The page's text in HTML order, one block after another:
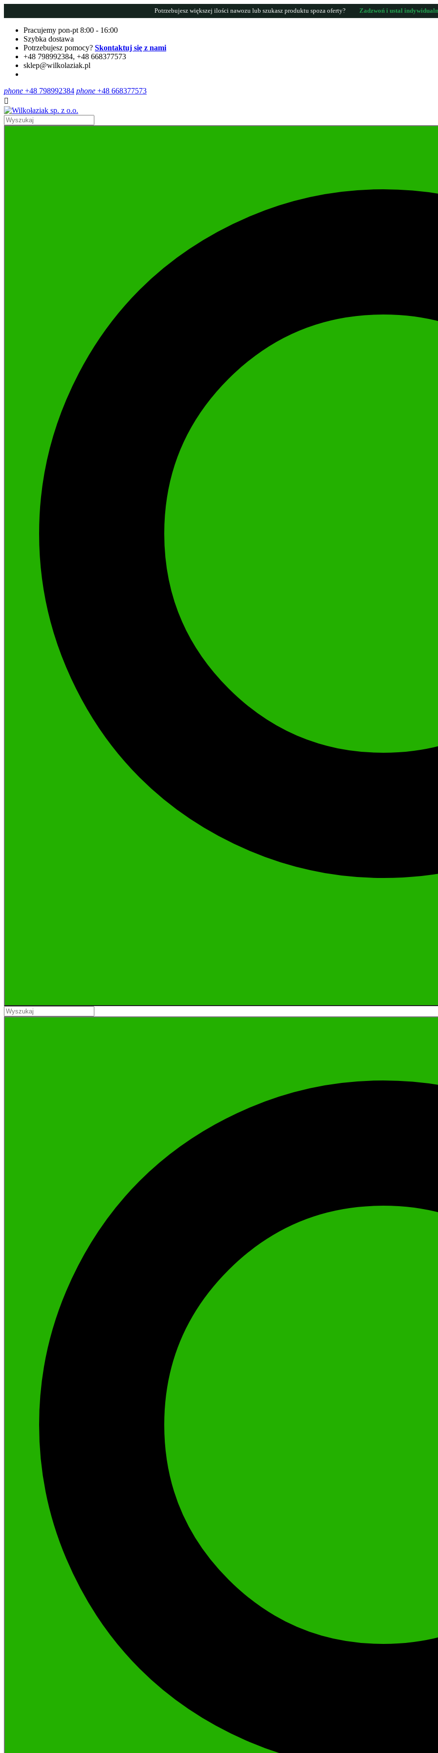
Potrzebujesz większej ilości nawozu lub szukasz produktu spoza oferty? Zadzwoń i ustal
Pracujemy pon-pt 8:00 - 16:00
Szybka dostawa
Potrzebujesz pomocy? Skontaktuj się z nami
+48 798992384, +48 668377573
sklep@wilkolaziak.pl
phone +48 798992384 phone +48 668377573
